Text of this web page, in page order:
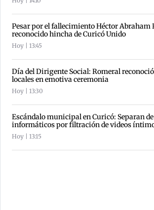
Pesar por el fallecimiento Héctor Abraham
reconocido hincha de Curicó Unido
Hoy | 13:45
Día del Dirigente Social: Romeral
locales en emotiva ceremonia
Hoy | 13:30
Escándalo municipal en Curicó: Separan
informáticos por filtración de videos
Hoy | 13:15